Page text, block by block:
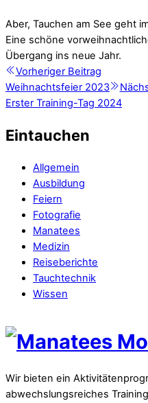
Aber, Tauchen am See geht
Eine schöne
Übergang ins neue Jahr.
Vorheriger Beitrag
Weihnachtsfeier 2023
Erster Training-Tag 2024
Eintauchen
Allgemein
Ausbildung
Feiern
Fotografie
Manatees
Medizin
Reiseberichte
Tauchtechnik
Wissen
Wir bieten ein
abwechslungsreiches